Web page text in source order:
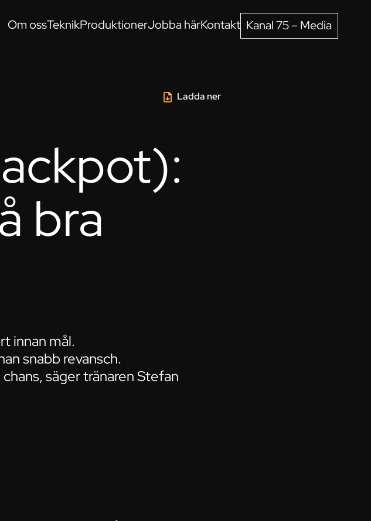
Om ossTeknikProduktionerJobba härKontakt Kanal 75 – Media
Ladda ner
bra
innan mål.
snabb revansch.
säger tränaren Stefan